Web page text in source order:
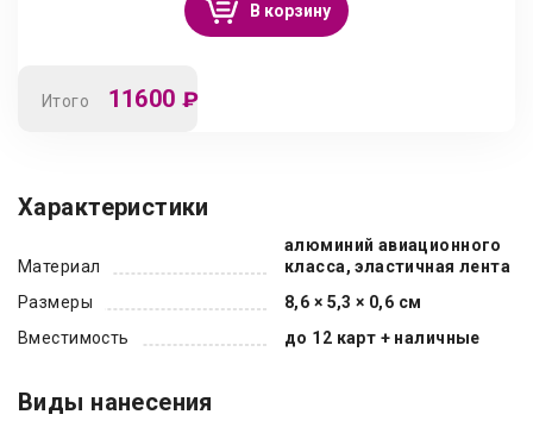
В корзину
Итого 11600 ₽
Характеристики
Материал
алюминий авиационного
класса, эластичная лента
Размеры
8,6 × 5,3 × 0,6 см
Вместимость
до 12 карт + наличные
Виды нанесения